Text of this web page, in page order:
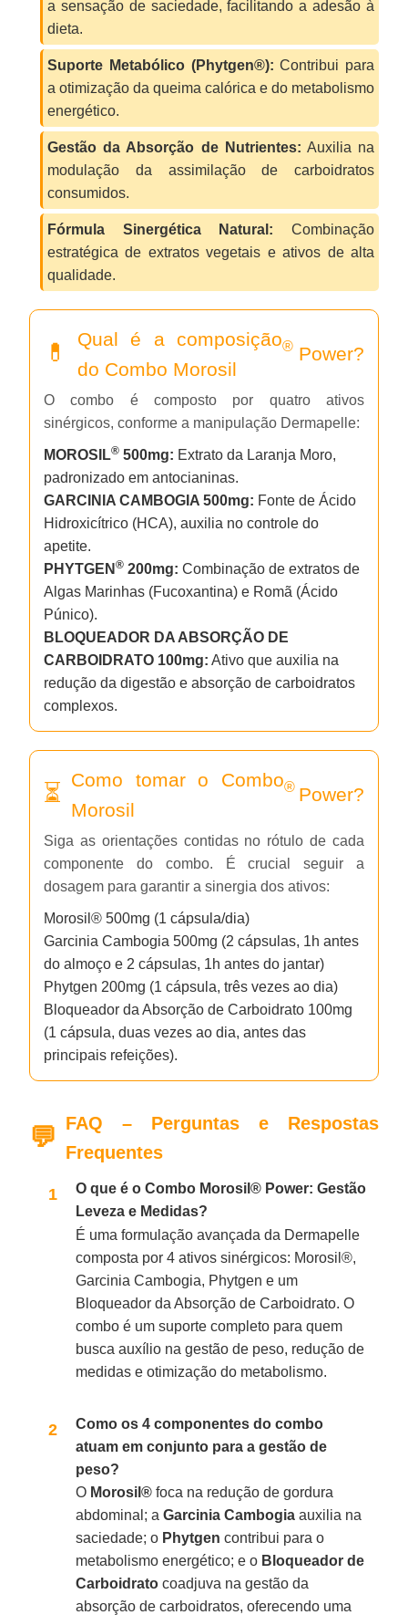
a sensação de saciedade, facilitando a adesão à
dieta.
Suporte Metabólico (Phytgen®): Contribui para
a otimização da queima calórica e do metabolismo
energético.
Gestão da Absorção de Nutrientes: Auxilia na
modulação da assimilação de carboidratos
consumidos.
Fórmula Sinergética Natural: Combinação
estratégica de extratos vegetais e ativos de alta
qualidade.
Qual é a composição
do Combo Morosil
® Power?
O combo é composto por quatro ativos
sinérgicos, conforme a manipulação Dermapelle:
MOROSIL® 500mg: Extrato da Laranja Moro,
padronizado em antocianinas.
GARCINIA CAMBOGIA 500mg: Fonte de Ácido
Hidroxicítrico (HCA), auxilia no controle do
apetite.
PHYTGEN ® 200mg: Combinação de extratos de
Algas Marinhas (Fucoxantina) e Romã (Ácido
Púnico).
BLOQUEADOR DA ABSORÇÃO DE
CARBOIDRATO 100mg: Ativo que auxilia na
redução da digestão e absorção de carboidratos
complexos.
Como tomar o Combo
Morosil
® Power?
Siga as orientações contidas no rótulo de cada
componente do combo. É crucial seguir a
dosagem para garantir a sinergia dos ativos:
Morosil® 500mg (1 cápsula/dia)
Garcinia Cambogia 500mg (2 cápsulas, 1h antes
do almoço e 2 cápsulas, 1h antes do jantar)
Phytgen 200mg (1 cápsula, três vezes ao dia)
Bloqueador da Absorção de Carboidrato 100mg
(1 cápsula, duas vezes ao dia, antes das
principais refeições).
FAQ – Perguntas e Respostas
Frequentes
O que é o Combo Morosil® Power: Gestão
Leveza e Medidas?
É uma formulação avançada da Dermapelle
composta por 4 ativos sinérgicos: Morosil®,
Garcinia Cambogia, Phytgen e um
Bloqueador da Absorção de Carboidrato. O
combo é um suporte completo para quem
busca auxílio na gestão de peso, redução de
medidas e otimização do metabolismo.
Como os 4 componentes do combo
atuam em conjunto para a gestão de
peso?
O Morosil® foca na redução de gordura
abdominal; a Garcinia Cambogia auxilia na
saciedade; o Phytgen contribui para o
metabolismo energético; e o Bloqueador de
Carboidrato coadjuva na gestão da
absorção de carboidratos, oferecendo uma